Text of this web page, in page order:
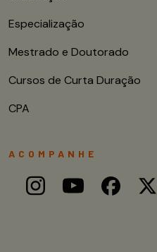
Especialização
Mestrado e Doutorado
Cursos de Curta Duração
CPA
ACOMPANHE